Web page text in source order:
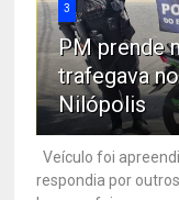
3
PM prende
trafegava
Nilópolis
Veículo foi
respondia por